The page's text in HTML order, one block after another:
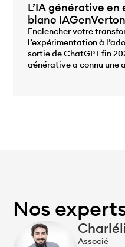
L’IA générative
blanc
Enclencher votre
l’expérimentation à
sortie de ChatGPT fin
générative a connu une
quelques mois, elle est
...
Nos
Associé